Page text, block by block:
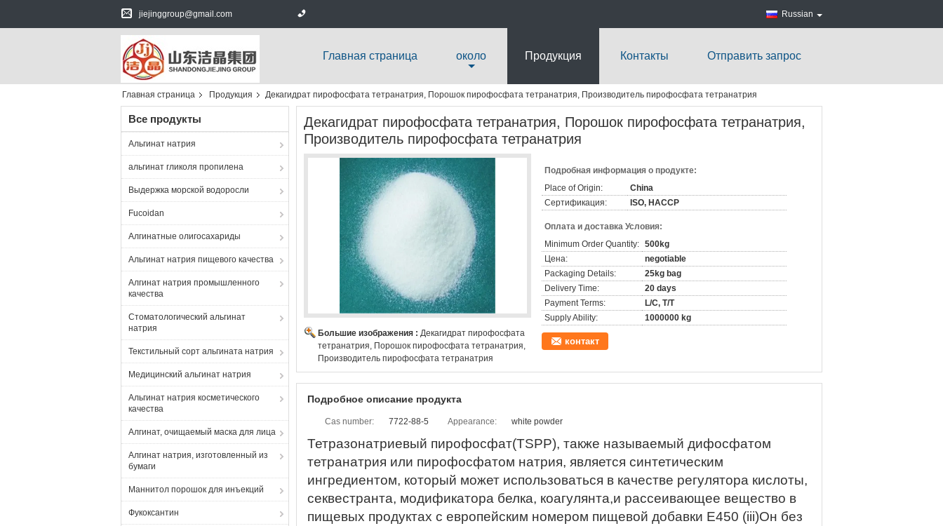
jiejinggroup@gmail.com Russian
Главная страница около Продукция Контакты Отправить запрос
Главная страница Продукция Декагидрат пирофосфата тетранатрия, Порошок пирофосфата тетранатрия, Производитель пирофосфата тетранатрия
Все продукты
Альгинат натрия
альгинат гликоля пропилена
Выдержка морской водоросли
Fucoidan
Алгинатные олигосахариды
Альгинат натрия пищевого качества
Алгинат натрия промышленного
качества
Стоматологический альгинат
натрия
Текстильный сорт альгината натрия
Медицинский альгинат натрия
Альгинат натрия косметического
качества
Алгинат, очищаемый маска для лица
Алгинат натрия, изготовленный из
бумаги
Маннитол порошок для инъекций
Фукоксантин
Декагидрат пирофосфата тетранатрия, Порошок пирофосфата тетранатрия,
Производитель пирофосфата тетранатрия
Большие изображения : Декагидрат пирофосфата
тетранатрия, Порошок пирофосфата тетранатрия,
Производитель пирофосфата тетранатрия
Подробная информация о продукте:
Place of Origin:
China
Сертификация:
ISO, HACCP
Оплата и доставка Условия:
Minimum Order Quantity: 500kg
Цена:
negotiable
Packaging Details:
25kg bag
Delivery Time:
20 days
Payment Terms:
L/C, T/T
Supply Ability:
1000000 kg
контакт
Подробное описание продукта
Cas number: 7722-88-5 Appearance: white powder
Тетразонатриевый пирофосфат(TSPP), также называемый дифосфатом
тетранатрия или пирофосфатом натрия, является синтетическим
ингредиентом, который может использоваться в качестве регулятора кислоты,
секвестранта, модификатора белка, коагулянта,и рассеивающее вещество в
пищевых продуктах с европейским номером пищевой добавки E450 (iii)Он без